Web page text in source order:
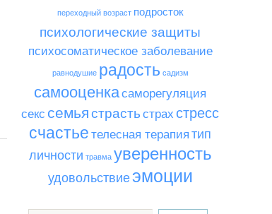
переходный возраст подросток
психологические защиты
психосоматическое заболевание
равнодушие радость садизм
самооценкасаморегуляция
секс семьястрасть страх стресс
счастье телесная терапия тип
личности травма уверенность
удовольствиеэмоции